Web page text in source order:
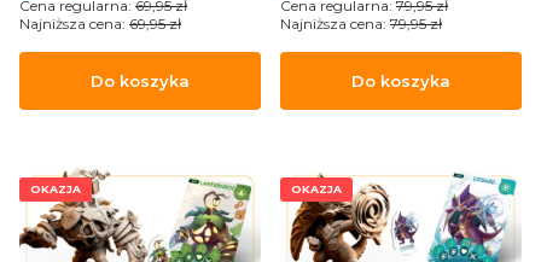
Cena regularna: 69,95 zł
Najniższa cena: 69,95 zł
Do koszyka
Cena regularna: 79,95 zł
Najniższa cena: 79,95 zł
Do koszyka
OKAZJA OKAZJA